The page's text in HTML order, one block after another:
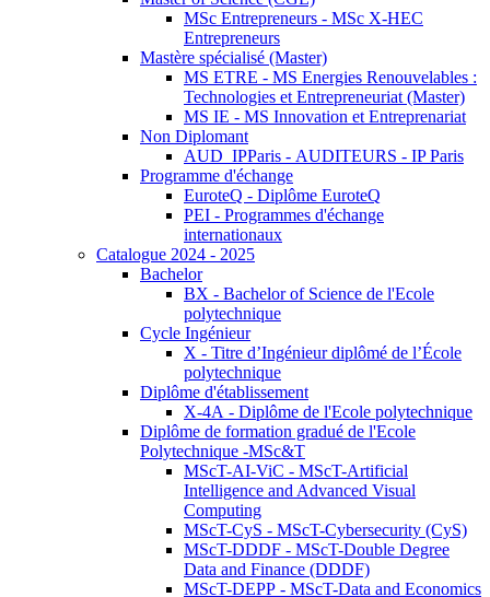
MSc Entrepreneurs - MSc X-HEC
Entrepreneurs
Mastère spécialisé (Master)
MS ETRE - MS Energies Renouvelables :
Technologies et Entrepreneuriat (Master)
MS IE - MS Innovation et Entreprenariat
Non Diplomant
AUD_IPParis - AUDITEURS - IP Paris
Programme d'échange
EuroteQ - Diplôme EuroteQ
PEI - Programmes d'échange
internationaux
Catalogue 2024 - 2025
Bachelor
BX - Bachelor of Science de l'Ecole
polytechnique
Cycle Ingénieur
X - Titre d’Ingénieur diplômé de l’École
polytechnique
Diplôme d'établissement
X-4A - Diplôme de l'Ecole polytechnique
Diplôme de formation gradué de l'Ecole
Polytechnique -MSc&T
MScT-AI-ViC - MScT-Artificial
Intelligence and Advanced Visual
Computing
MScT-CyS - MScT-Cybersecurity (CyS)
MScT-DDDF - MScT-Double Degree
Data and Finance (DDDF)
MScT-DEPP - MScT-Data and Economics